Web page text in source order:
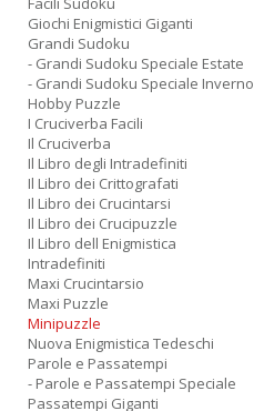
Giochi Enigmistici Giganti
Grandi Sudoku
- Grandi Sudoku Speciale Estate
- Grandi Sudoku Speciale Inverno
Hobby Puzzle
I Cruciverba Facili
Il Cruciverba
Il Libro degli Intradefiniti
Il Libro dei Crittografati
Il Libro dei Crucintarsi
Il Libro dei Crucipuzzle
Il Libro dell Enigmistica
Intradefiniti
Maxi Crucintarsio
Maxi Puzzle
Minipuzzle
Nuova Enigmistica Tedeschi
Parole e Passatempi
- Parole e Passatempi Speciale
Passatempi Giganti